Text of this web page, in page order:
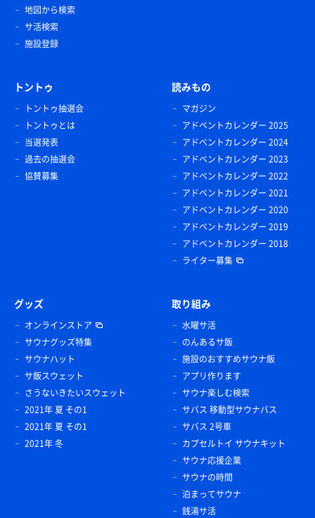
地図から検索
サ活検索
施設登録
トントゥ
トントゥ抽選会
トントゥとは
当選発表
過去の抽選会
協賛募集
読みもの
マガジン
アドベントカレンダー 2025
アドベントカレンダー 2024
アドベントカレンダー 2023
アドベントカレンダー 2022
アドベントカレンダー 2021
アドベントカレンダー 2020
アドベントカレンダー 2019
アドベントカレンダー 2018
ライター募集
グッズ
オンラインストア
サウナグッズ特集
サウナハット
サ飯スウェット
さうないきたいスウェット
2021年 夏 その1
2021年 夏 その1
2021年 冬
取り組み
水曜サ活
のんあるサ飯
施設のおすすめサウナ飯
アプリ作ります
サウナ楽しむ検索
サバス 移動型サウナバス
サバス 2号車
カプセルトイ サウナキット
サウナ応援企業
サウナの時間
泊まってサウナ
銭湯サ活